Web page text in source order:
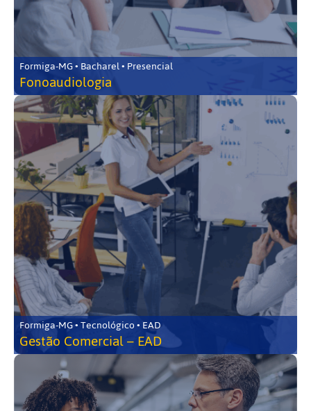
Formiga-MG • Bacharel • Presencial
Fonoaudiologia
Formiga-MG • Tecnológico • EAD
Gestão Comercial – EAD